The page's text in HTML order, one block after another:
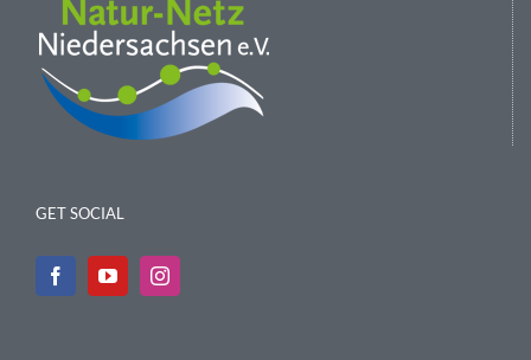
GET SOCIAL